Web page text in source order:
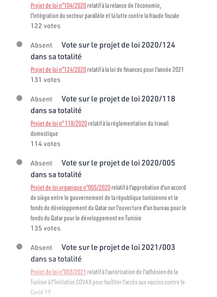
Projet de loi n°104/2020relatif à la relance de l'économie,
l'intégration du secteur parallèle et la lutte contre la fraude fiscale
122 votes
Absent
Vote sur le projet de loi 2020/124
dans sa totalité
Projet de loi n°124/2020relatif à la loi de finances pour l'année 2021
131 votes
Absent
Vote sur le projet de loi 2020/118
dans sa totalité
Projet de loi n° 118/2020relatif à la réglementation du travail
domestique
114 votes
Absent
Vote sur le projet de loi 2020/005
dans sa totalité
Projet de loi organique n°005/2020relatif à l'approbation d'un accord
de siège entre le gouvernement de la république tunisienne et le
fonds de développement du Qatar sur l'ouverture d'un bureau pour le
fonds du Qatar pour le développement en Tunisie
135 votes
Absent
Vote sur le projet de loi 2021/003
dans sa totalité
Projet de loi n°003/2021 relatif à l’autorisation de l'adhésion de la
Tunisie à l"initiative COVAX pour faciliter l'accès aux vaccins contre le
Covid-19